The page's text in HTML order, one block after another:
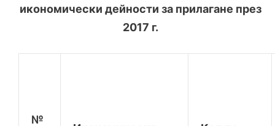
икономически дейности за прилагане през
2017 г.
№